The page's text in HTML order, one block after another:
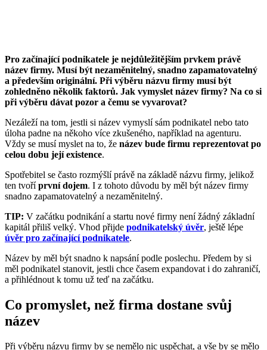
Pro začínající podnikatele je nejdůležitějším prvkem právě
název firmy. Musí být nezaměnitelný, snadno zapamatovatelný
a především originální. Při výběru názvu firmy musí být
zohledněno několik faktorů. Jak vymyslet název firmy? Na co si
při výběru dávat pozor a čemu se vyvarovat?
Nezáleží na tom, jestli si název vymyslí sám podnikatel nebo tato
úloha padne na někoho více zkušeného, například na agenturu.
Vždy se musí myslet na to, že název bude firmu reprezentovat po
celou dobu její existence.
Spotřebitel se často rozmýšlí právě na základě názvu firmy, jelikož
ten tvoříprvní dojem. I z tohoto důvodu by měl být název firmy
snadno zapamatovatelný a nezaměnitelný.
TIP: V začátku podnikání a startu nové firmy není žádný základní
kapitál přiliš velký. Vhod přijde podnikatelský úvěr, ještě lépe
úvěr pro začínající podnikatele.
Název by měl být snadno k napsání podle poslechu. Předem by si
měl podnikatel stanovit, jestli chce časem expandovat i do zahraničí,
a přihlédnout k tomu už teď na začátku.
Co promyslet, než firma dostane svůj
název
Při výběru názvu firmy by se nemělo nic uspěchat, a vše by se mělo